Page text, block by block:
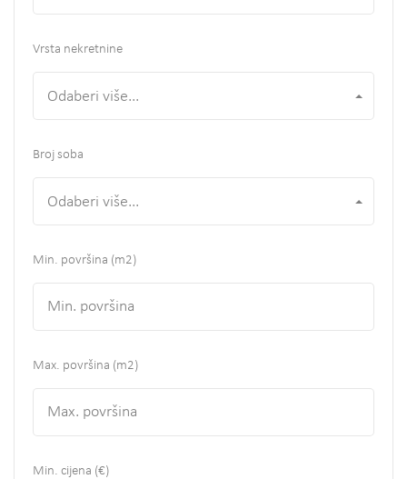
Vrsta nekretnine
Odaberi više...
Broj soba
Odaberi više...
Min. površina (m2)
Max. površina (m2)
Min. cijena (€)